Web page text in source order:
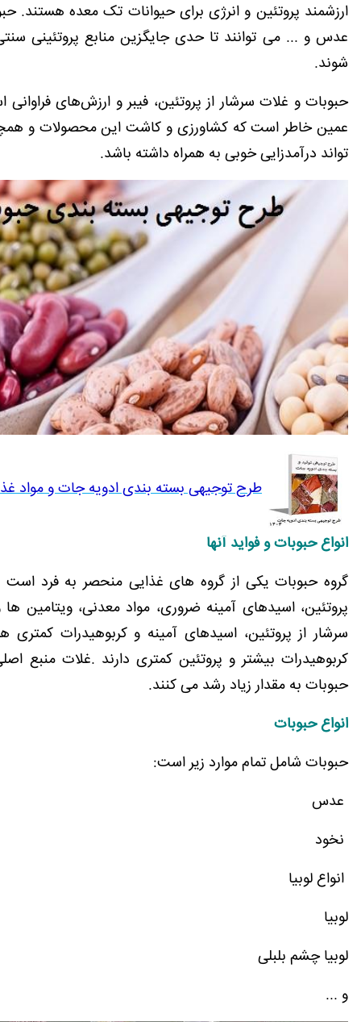
ارزشمند پروتئین و انرژی برای حیوانات تک معده هستند.
عدس و ... می توانند تا حدی جایگزین منابع پروتئینی
شوند.
حبوبات و غلات سرشار از پروتئین، فیبر و ارزش‌های
عمین خاطر است که کشاورزی و کاشت این محصولات و
تواند درآمدزایی خوبی به همراه داشته باشد.
طرح توجیهی بسته بندی ادویه جات و مواد
انواع حبوبات و فواید آنها
گروه حبوبات یکی از گروه های غذایی منحصر به فرد است
پروتئین، اسیدهای آمینه ضروری، مواد معدنی، ویتامین
سرشار از پروتئین، اسیدهای آمینه و کربوهیدرات
کربوهیدرات بیشتر و پروتئین کمتری دارند .غلات منبع
حبوبات به مقدار زیاد رشد می کنند.
انواع حبوبات
حبوبات شامل تمام موارد زیر است:
عدس
نخود
انواع لوبیا
لوبیا
لوبیا چشم بلبلی
و ...